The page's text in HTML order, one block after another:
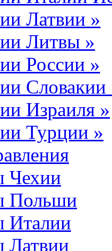
Латвии »
Литвы »
России »
Словакии
Израиля »
Турции »
Чехии
Польши
Италии
Латвии